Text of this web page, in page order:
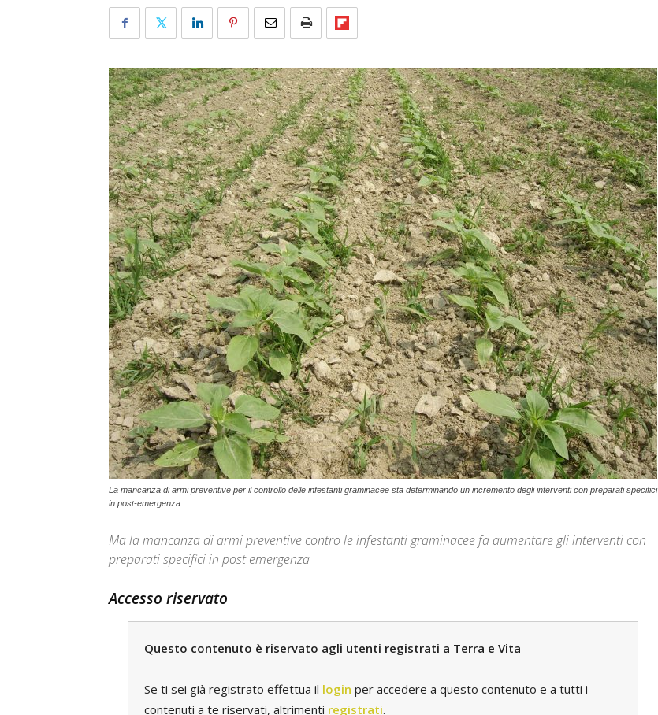
La mancanza di armi preventive per il controllo delle infestanti graminacee sta determinando un incremento degli interventi con preparati specifici
in post-emergenza
Ma la mancanza di armi preventive contro le infestanti graminacee fa aumentare gli interventi con
preparati specifici in post emergenza
Accesso riservato
Questo contenuto è riservato agli utenti registrati a Terra e Vita
Se ti sei già registrato effettua il login per accedere a questo contenuto e a tutti i
contenuti a te riservati, altrimenti registrati.